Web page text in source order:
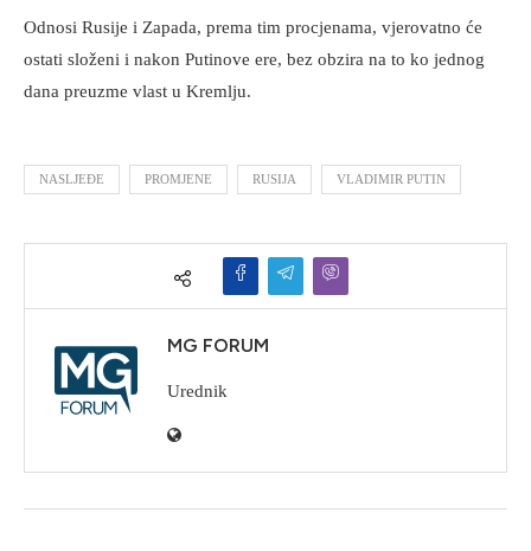
Odnosi Rusije i Zapada, prema tim procjenama, vjerovatno će
ostati složeni i nakon Putinove ere, bez obzira na to ko jednog
dana preuzme vlast u Kremlju.
NASLJEĐE PROMJENE RUSIJA VLADIMIR PUTIN
MG FORUM
Urednik